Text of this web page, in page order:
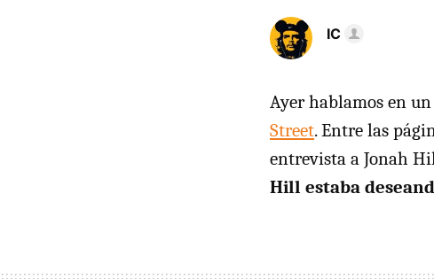
IC
Ayer hablamos en
Street. Entre las
entrevista a Jonah
Hill estaba